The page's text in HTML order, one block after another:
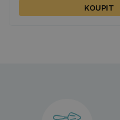
KOUPIT